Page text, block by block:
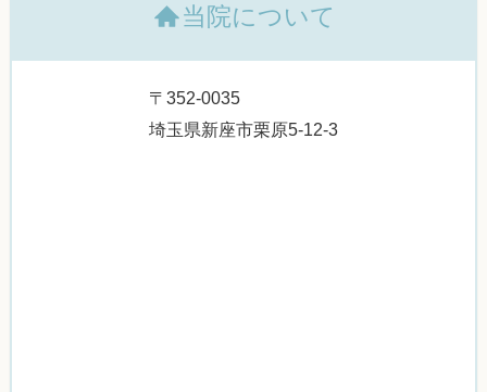
当院について
〒352-0035
埼玉県新座市栗原5-12-3